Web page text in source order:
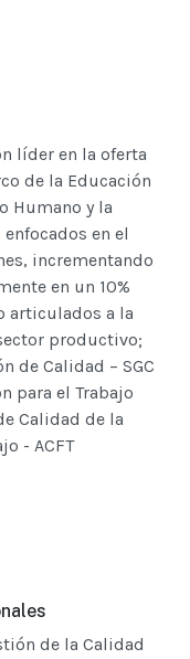
líder en la oferta
de la Educación
Humano y la
en el
incrementando
en un 10%
articulados a la
productivo;
de Calidad – SGC
para el Trabajo
Calidad de la
- ACFT
de la Calidad